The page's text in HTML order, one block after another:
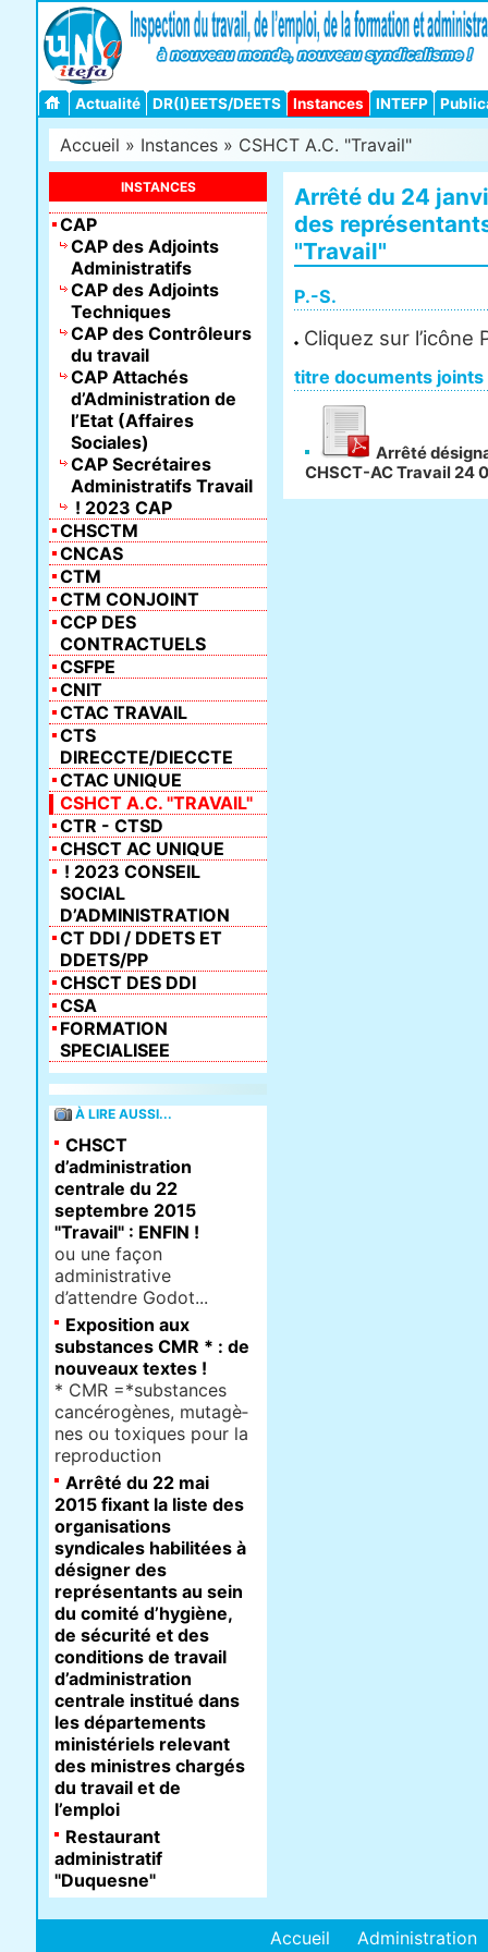
Actualité DR(I)EETS/DEETS Instances INTEFP
Accueil » Instances » CSHCT A.C. "Travail"
Arrêté du 24
des
"Travail"
P.-S.
Cliquez sur
titre documents joints
Arrêté
CHSCT-AC Travail 24
INSTANCES
CAP
CAP des Adjoints
Administratifs
CAP des Adjoints
Techniques
CAP des Contrôleurs
du travail
CAP Attachés
d’Administration de
l’Etat (Affaires
Sociales)
CAP Secrétaires
Administratifs Travail
! 2023 CAP
CHSCTM
CNCAS
CTM
CTM CONJOINT
CCP DES
CONTRACTUELS
CSFPE
CNIT
CTAC TRAVAIL
CTS
DIRECCTE/DIECCTE
CTAC UNIQUE
CSHCT A.C. "TRAVAIL"
CTR - CTSD
CHSCT AC UNIQUE
! 2023 CONSEIL
SOCIAL
D’ADMINISTRATION
CT DDI / DDETS ET
DDETS/PP
CHSCT DES DDI
CSA
FORMATION
SPECIALISEE
À LIRE AUSSI...
CHSCT
d’administration
centrale du 22
septembre 2015
"Travail" : ENFIN !
ou une façon
administrative
d’attendre Godot...
Exposition aux
substances CMR * : de
nouveaux textes !
* CMR =*sub­stan­ces
can­cé­ro­gè­nes, muta­gè­
nes ou toxi­ques pour la
repro­duc­tion
Arrêté du 22 mai
2015 fixant la liste des
organisations
syndicales habilitées à
désigner des
représentants au sein
du comité d’hygiène,
de sécurité et des
conditions de travail
d’administration
centrale institué dans
les départements
ministériels relevant
des ministres chargés
du travail et de
l’emploi
Restaurant
administratif
"Duquesne"
Accueil Administration